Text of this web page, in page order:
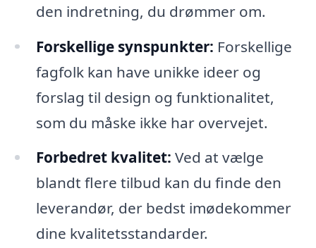
den indretning, du drømmer om.
Forskellige synspunkter: Forskellige
fagfolk kan have unikke ideer og
forslag til design og funktionalitet,
som du måske ikke har overvejet.
Forbedret kvalitet: Ved at vælge
blandt flere tilbud kan du finde den
leverandør, der bedst imødekommer
dine kvalitetsstandarder.